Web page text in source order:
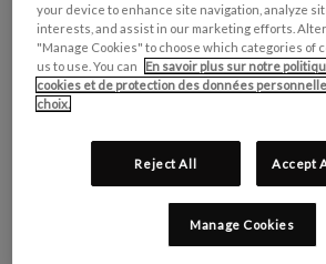
MEUBLES DE CUISINE
VERT KAKI
your device to enhance site navigation, analyze
interests, and assist in our marketing efforts.
"Manage Cookies" to choose which categories of
us to use. You can
En savoir plus sur notre
cookies et de protection des données
choix.
Reject All Accept
Manage Cookies